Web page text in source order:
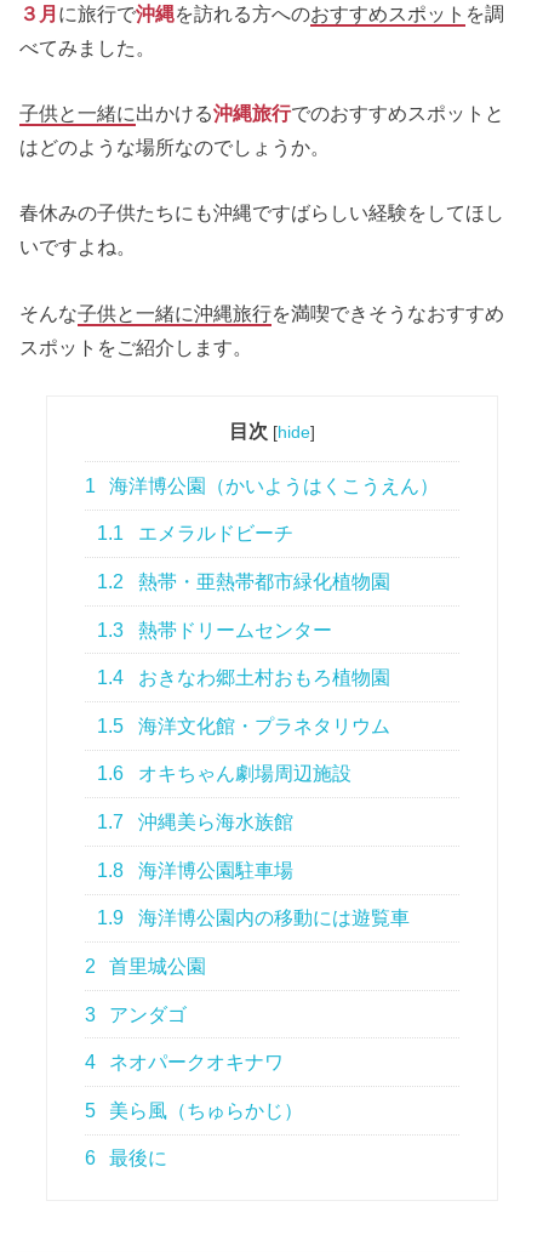
３月 に旅行で沖縄を訪れる方へのおすすめスポット を調
べてみました。
子供と一緒に出かける沖縄旅行でのおすすめスポットと
はどのような場所なのでしょうか。
春休みの子供たちにも沖縄ですばらしい経験をしてほし
いですよね。
そんな子供と一緒に沖縄旅行を満喫できそうなおすすめ
スポットをご紹介します。
目次 [hide]
1 海洋博公園（かいようはくこうえん）
1.1 エメラルドビーチ
1.2 熱帯・亜熱帯都市緑化植物園
1.3 熱帯ドリームセンター
1.4 おきなわ郷土村おもろ植物園
1.5 海洋文化館・プラネタリウム
1.6 オキちゃん劇場周辺施設
1.7 沖縄美ら海水族館
1.8 海洋博公園駐車場
1.9 海洋博公園内の移動には遊覧車
2 首里城公園
3 アンダゴ
4 ネオパークオキナワ
5 美ら風（ちゅらかじ）
6 最後に